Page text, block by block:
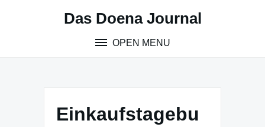
Das Doena Journal
OPEN MENU
Einkaufstagebu